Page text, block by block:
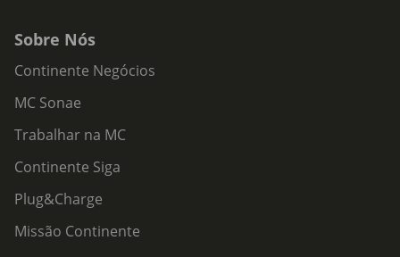
Sobre Nós
Continente Negócios
MC Sonae
Trabalhar na MC
Continente Siga
Plug&Charge
Missão Continente